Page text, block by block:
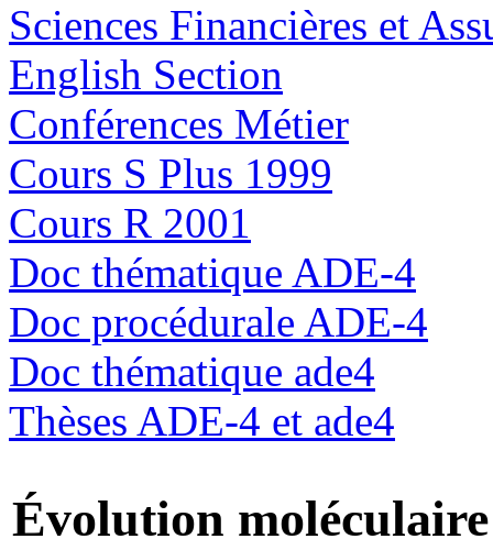
Sciences Financières et
English Section
Conférences Métier
Cours S Plus 1999
Cours R 2001
Doc thématique ADE-4
Doc procédurale ADE-4
Doc thématique ade4
Thèses ADE-4 et ade4
Évolution